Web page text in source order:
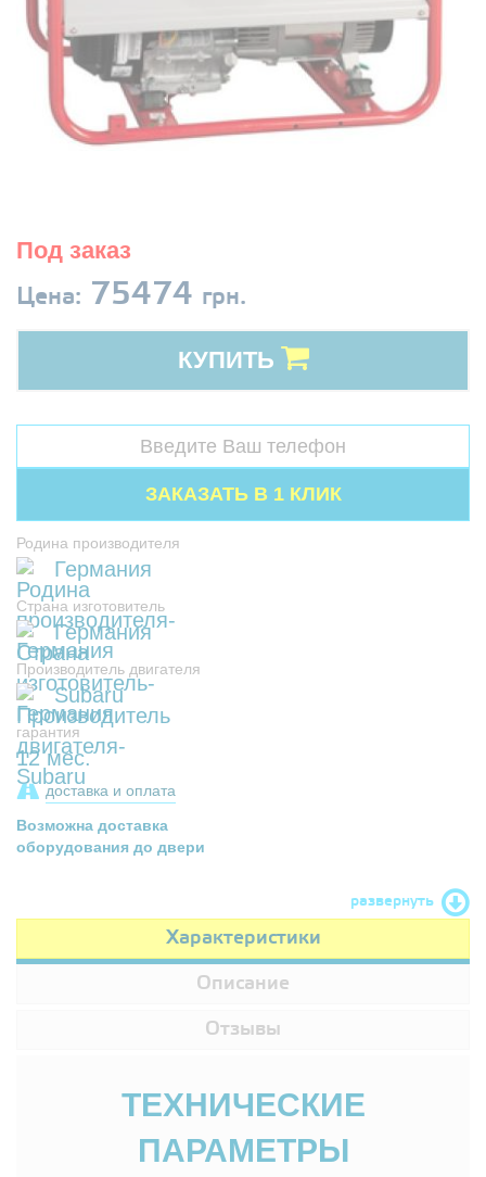
Под заказ
Цена: 75474 грн.
КУПИТЬ
Родина производителя
Германия
Страна изготовитель
Германия
Производитель двигателя
Subaru
гарантия
12 мес.
доставка и оплата
Возможна доставка
оборудования до двери
развернуть
Характеристики
Описание
Отзывы
ТЕХНИЧЕСКИЕ
ПАРАМЕТРЫ